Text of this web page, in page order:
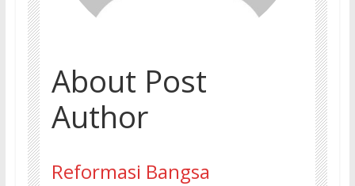
About Post
Author
Reformasi Bangsa